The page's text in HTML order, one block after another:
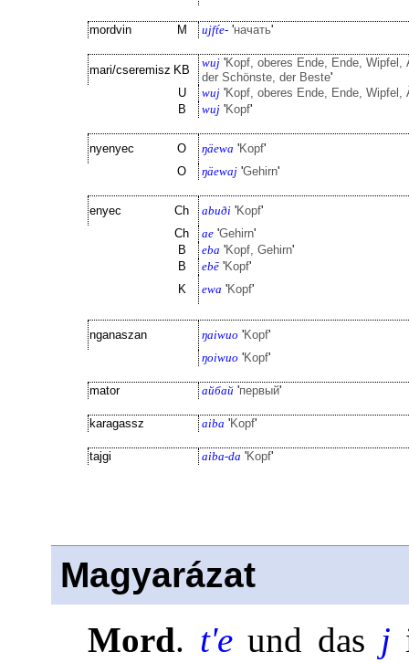
mordvin M ujft́e- 'начать'
mari/cseremisz KB
wuj 'Kopf, oberes Ende, Ende, Wipfel,
der Schönste, der Beste'
U
wuj 'Kopf, oberes Ende, Ende, Wipfel,
B
wuj 'Kopf'
nyenyec O ŋäewa 'Kopf'
O
ŋäewaj 'Gehirn'
enyec Ch abuði 'Kopf'
Ch
ae 'Gehirn'
B
eba 'Kopf, Gehirn'
B
ebē 'Kopf'
K
ewa 'Kopf'
nganaszan ŋaiwuo 'Kopf'
ŋoiwuo 'Kopf'
mator айбай 'первый'
karagassz aiba 'Kopf'
tajgi aiba-da 'Kopf'
Magyarázat
Mord. t'eund das j